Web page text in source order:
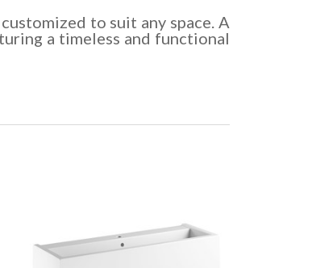
to suit any space. A
a timeless and functional